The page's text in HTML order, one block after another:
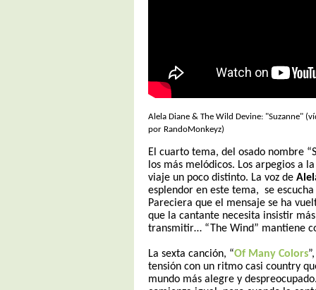
Alela Diane & The Wild Devine: "Suzanne"
por RandoMonkeyz)
El cuarto tema, del osado nombre
los más melódicos. Los arpegios a
viaje un poco distinto. La voz de
esplendor en este tema, se
Pareciera que el mensaje se ha
que la cantante necesita insistir
transmitir… “The Wind” mantiene
La sexta canción, “Of Many Colors
tensión con un ritmo casi country
mundo más alegre y